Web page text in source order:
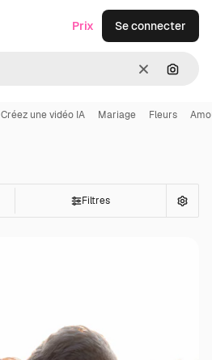
Effacer
Prix Se connecter
Créez une vidéo IA Mariage Fleurs
Filtres